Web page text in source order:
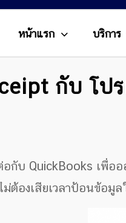
หน้าแรก บริการ
กับ โ
กับ QuickBooks เพื่
ต้องเสียเวลาป้อนข้อมู